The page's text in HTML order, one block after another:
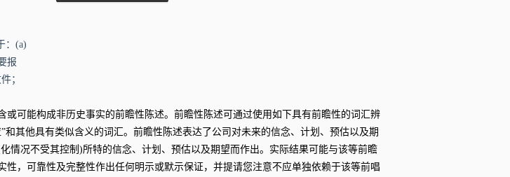
：(a)
报
；
可能构成非历史事实的前瞻性陈述。前瞻性陈述可通过使用如下具有前瞻性的词汇辨
”和其他具有类似含义的词汇。前瞻性陈述表达了公司对未来的信念、计划、预估以及期
情况不受其控制)所特的信念、计划、预估以及期望而作出。实际结果可能与该等前瞻
，可靠性及完整性作出任何明示或默示保证，并提请您注意不应单独依赖于该等前唱